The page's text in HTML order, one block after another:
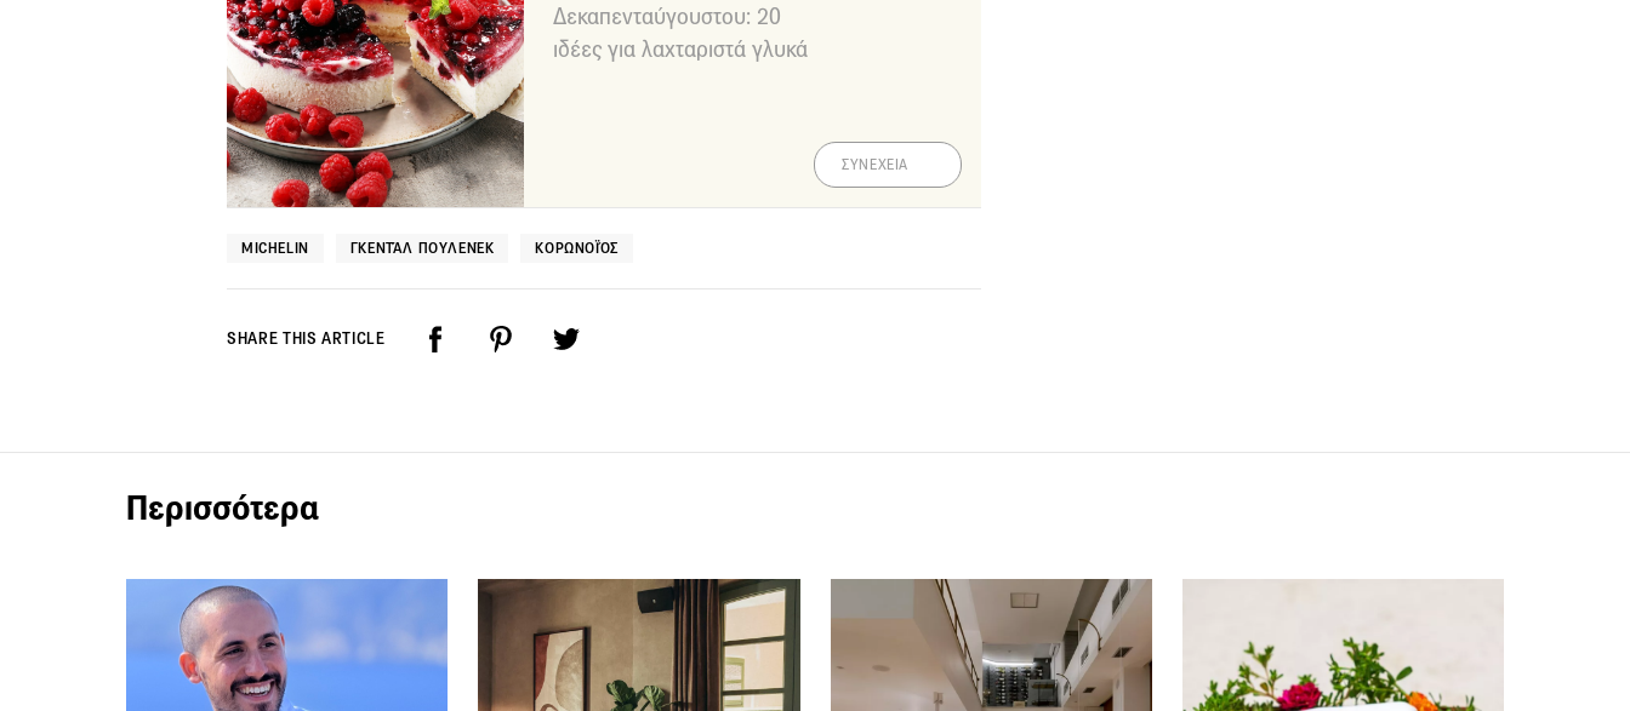
Δεκαπενταύγουστου: 20
ιδέες για λαχταριστά γλυκά
ΣΥΝΕΧΕΙΑ
MICHELIN ΓΚΕΝΤΆΛ ΠΟΥΛΕΝΈΚ ΚΟΡΩΝΟΪΌΣ
SHARE THIS ARTICLE
Περισσότερα